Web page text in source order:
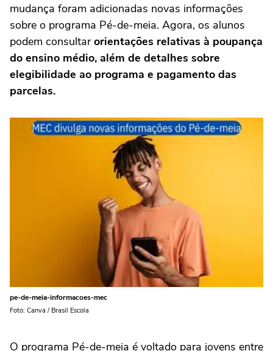
mudança foram adicionadas novas informações
sobre o programa Pé-de-meia. Agora, os alunos
podem consultarorientações relativas à poupança
do ensino médio, além de detalhes sobre
elegibilidade ao programa e pagamento das
parcelas.
pe-de-meia-informacoes-mec
Foto: Canva / Brasil Escola
O programa Pé-de-meia é voltado para jovens entre